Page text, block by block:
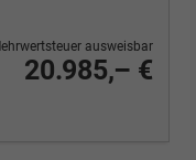
20.985,– €
ausweisbar